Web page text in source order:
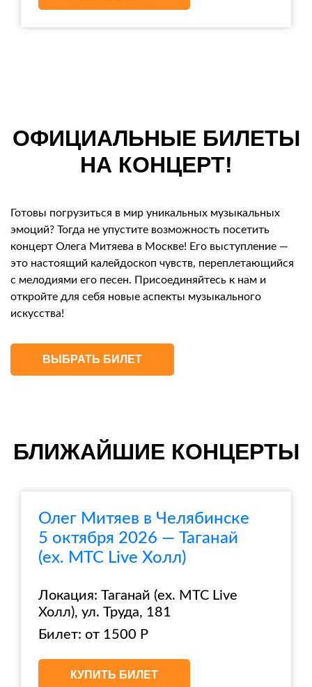
ОФИЦИАЛЬНЫЕ БИЛЕТЫ
НА КОНЦЕРТ!
Готовы погрузиться в мир уникальных музыкальных
эмоций? Тогда не упустите возможность посетить
концерт Олега Митяева в Москве! Его выступление —
это настоящий калейдоскоп чувств, переплетающийся
с мелодиями его песен. Присоединяйтесь к нам и
откройте для себя новые аспекты музыкального
искусства!
ВЫБРАТЬ БИЛЕТ
БЛИЖАЙШИЕ КОНЦЕРТЫ
Олег Митяев в Челябинске
5 октября 2026 — Таганай
(ex. МТС Live Холл)
Локация: Таганай (ex. МТС Live
Холл), ул. Труда, 181
Билет: от 1500 Р
КУПИТЬ БИЛЕТ